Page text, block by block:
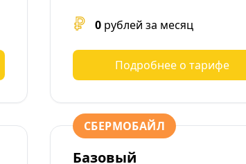
0 рублей за месяц
Подробнее о тарифе
СБЕРМОБАЙЛ
Базовый